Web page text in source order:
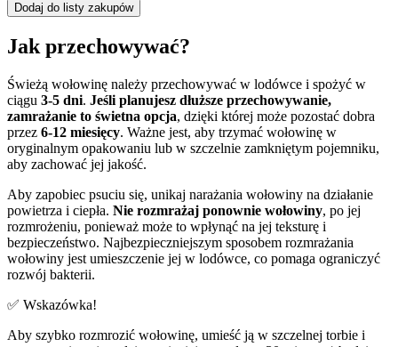
Dodaj do listy zakupów
Jak przechowywać?
Świeżą wołowinę należy przechowywać w lodówce i spożyć w
ciągu 3-5 dni. Jeśli planujesz dłuższe przechowywanie,
zamrażanie to świetna opcja, dzięki której może pozostać dobra
przez 6-12 miesięcy. Ważne jest, aby trzymać wołowinę w
oryginalnym opakowaniu lub w szczelnie zamkniętym pojemniku,
aby zachować jej jakość.
Aby zapobiec psuciu się, unikaj narażania wołowiny na działanie
powietrza i ciepła. Nie rozmrażaj ponownie wołowiny, po jej
rozmrożeniu, ponieważ może to wpłynąć na jej teksturę i
bezpieczeństwo. Najbezpieczniejszym sposobem rozmrażania
wołowiny jest umieszczenie jej w lodówce, co pomaga ograniczyć
rozwój bakterii.
✅ Wskazówka!
Aby szybko rozmrozić wołowinę, umieść ją w szczelnej torbie i